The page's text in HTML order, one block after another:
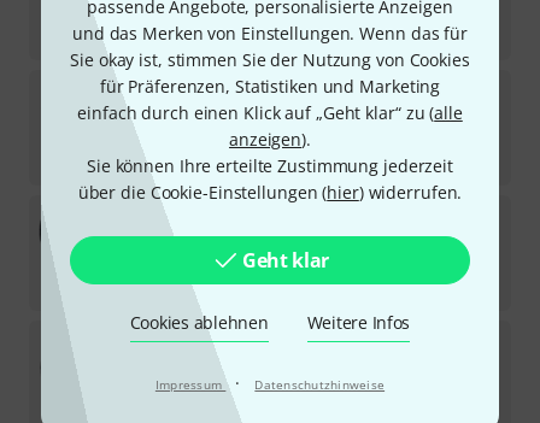
passende Angebote, personalisierte Anzeigen
und das Merken von Einstellungen. Wenn das für
Sie okay ist, stimmen Sie der Nutzung von Cookies
für Präferenzen, Statistiken und Marketing
einfach durch einen Klick auf „Geht klar“ zu (alle
anzeigen).
Sie können Ihre erteilte Zustimmung jederzeit
über die Cookie-Einstellungen (hier) widerrufen.
Geht klar
Cookies ablehnen Weitere Infos
Impressum · Datenschutzhinweise
Sofort lieferbar
239€
HörluchsUniversal Ultimate HL4610
Sofort lieferbar
1.498€
Hörluchs
Sofort lieferbar
465€
HörluchsHL 4210 beige B-Stock
Sofort lieferbar